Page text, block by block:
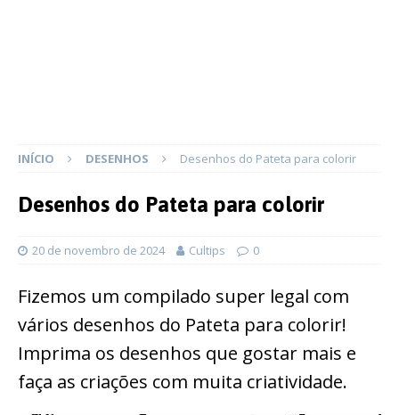
INÍCIO DESENHOS Desenhos do Pateta para colorir
Desenhos do Pateta para colorir
20 de novembro de 2024 Cultips 0
Fizemos um compilado super legal com
vários desenhos do Pateta para colorir!
Imprima os desenhos que gostar mais e
faça as criações com muita criatividade.